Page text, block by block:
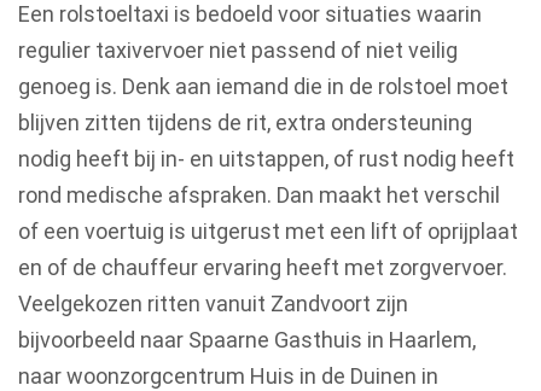
Een rolstoeltaxi is bedoeld voor situaties waarin
regulier taxivervoer niet passend of niet veilig
genoeg is. Denk aan iemand die in de rolstoel moet
blijven zitten tijdens de rit, extra ondersteuning
nodig heeft bij in- en uitstappen, of rust nodig heeft
rond medische afspraken. Dan maakt het verschil
of een voertuig is uitgerust met een lift of oprijplaat
en of de chauffeur ervaring heeft met zorgvervoer.
Veelgekozen ritten vanuit Zandvoort zijn
bijvoorbeeld naar Spaarne Gasthuis in Haarlem,
naar woonzorgcentrum Huis in de Duinen in